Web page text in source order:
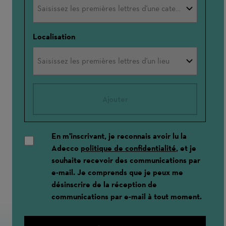
Localisation
En m'inscrivant, je reconnais avoir lu la
Adecco politique de confidentialité, et je
souhaite recevoir des communications par
e-mail. Je comprends que je peux me
désinscrire de la réception de
communications par e-mail à tout moment.